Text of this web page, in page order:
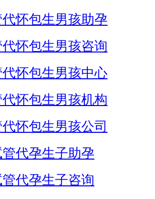
怀包生男孩助孕
怀包生男孩咨询
怀包生男孩中心
怀包生男孩机构
怀包生男孩公司
代孕生子助孕
代孕生子咨询